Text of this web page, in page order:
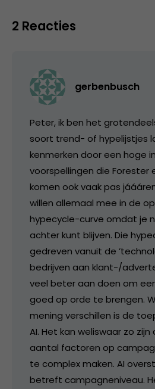
2 Reacties
gerbenbusch
Peter, ik ben het
soort trend- of hypelijstjes
kenmerken door een hoge
voorspellingen die Forester
komen ook vaak pas
willen allemaal mee in de
hypecycle-curve omdat je
achter kunt blijven. Die
gedreven vanuit de
bedrijven aan klant-/
veel beter aan doen om
goed op orde te brengen.
mening verschillen is de
AI. Het kan weliswaar zo
aantal factoren op
te complex maken. AI
betreft campagneniveau.